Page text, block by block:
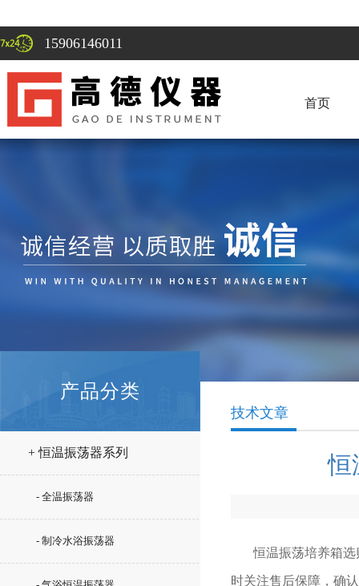
15906146011
首页
产品分类
+ 恒温振荡器系列
- 全温振荡器
- 制冷水浴振荡器
技术文章
恒
恒温振荡培养箱
时关注售后保障，确